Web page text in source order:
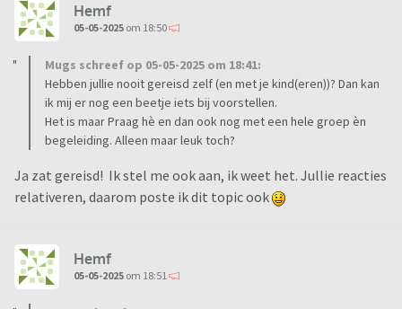
Hemf
05-05-2025 om 18:50
Mugs schreef op 05-05-2025 om 18:41:
Hebben jullie nooit gereisd zelf (en met je kind(eren))? Dan kan
ik mij er nog een beetje iets bij voorstellen.
Het is maar Praag hè en dan ook nog met een hele groep èn
begeleiding. Alleen maar leuk toch?
Ja zat gereisd! Ik stel me ook aan, ik weet het. Jullie reacties
relativeren, daarom poste ik dit topic ook
Hemf
05-05-2025 om 18:51